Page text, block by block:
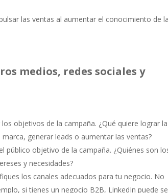
las ventas al aumentar el conocimiento de la
medios, redes sociales y
objetivos de la campaña. ¿Qué quiere lograr la
generar leads o aumentar las ventas?
público objetivo de la campaña. ¿Quiénes son
y necesidades?
los canales adecuados para tu negocio. No
si tienes un negocio B2B, LinkedIn puede